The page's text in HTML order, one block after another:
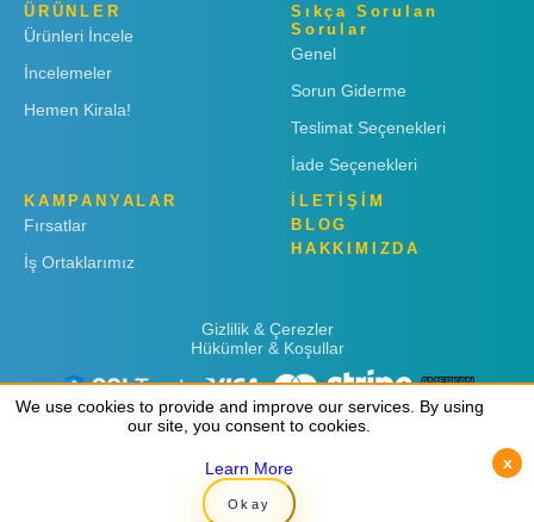
ÜRÜNLER
Ürünleri İncele
İncelemeler
Hemen Kirala!
Sıkça Sorulan
Sorular
Genel
Sorun Giderme
Teslimat Seçenekleri
İade Seçenekleri
KAMPANYALAR
Fırsatlar
İş Ortaklarımız
İLETİŞİM
BLOG
HAKKIMIZDA
Gizlilik & Çerezler
Hükümler & Koşullar
Copyright © 2019 Rent 'n Connect
We use cookies to provide and improve our services. By using
our site, you consent to cookies.
Learn More
Okay
x
We use cookies to provide and improve our services. By using
our site, you consent to cookies.
Learn More
Okay
x